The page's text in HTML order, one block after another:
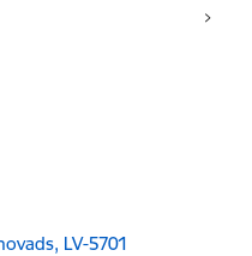
LV-5701